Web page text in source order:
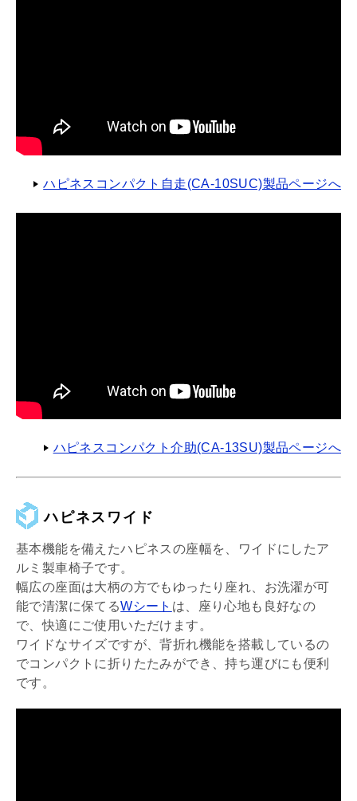
ハピネスコンパクト自走(CA-10SUC)製品ページへ
ハピネスコンパクト介助(CA-13SU)製品ページへ
ハピネスワイド
基本機能を備えたハピネスの座幅を、ワイドにしたア
ルミ製車椅子です。
幅広の座面は大柄の方でもゆったり座れ、お洗濯が可
能で清潔に保てるWシート は、座り心地も良好なの
で、快適にご使用いただけます。
ワイドなサイズですが、背折れ機能を搭載しているの
でコンパクトに折りたたみができ、持ち運びにも便利
です。